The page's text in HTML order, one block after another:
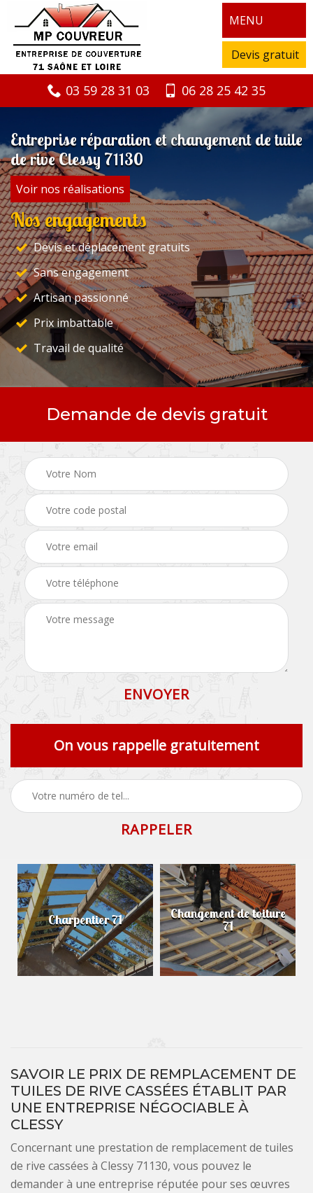
MENU
Devis gratuit
03 59 28 31 03 06 28 25 42 35
Entreprise réparation et changement de tuile
de rive Clessy 71130
Voir nos réalisations
Nos engagements
Devis et déplacement gratuits
Sans engagement
Artisan passionné
Prix imbattable
Travail de qualité
Demande de devis gratuit
On vous rappelle gratuitement
Charpentier 71 Changement de toiture
71
SAVOIR LE PRIX DE REMPLACEMENT DE
TUILES DE RIVE CASSÉES ÉTABLIT PAR
UNE ENTREPRISE NÉGOCIABLE À
CLESSY
Concernant une prestation de remplacement de tuiles
de rive cassées à Clessy 71130, vous pouvez le
demander à une entreprise réputée pour ses œuvres